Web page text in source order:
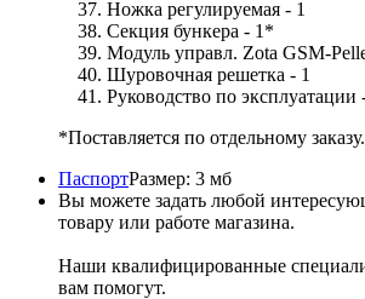
Ножка регулируемая - 1
Секция бункера - 1*
Модуль управл. Zota GSM-
Шуровочная решетка - 1
Руководство по эксплуатации
*Поставляется по отдельному заказу.
ПаспортРазмер: 3 мб
Вы можете задать любой
товару или работе магазина.
Наши квалифицированные
вам помогут.